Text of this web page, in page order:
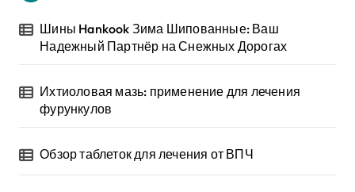
Шины Hankook Зима Шипованные: Ваш
Надежный Партнёр на Снежных Дорогах
Ихтиоловая мазь: применение для лечения
фурункулов
Обзор таблеток для лечения от ВПЧ